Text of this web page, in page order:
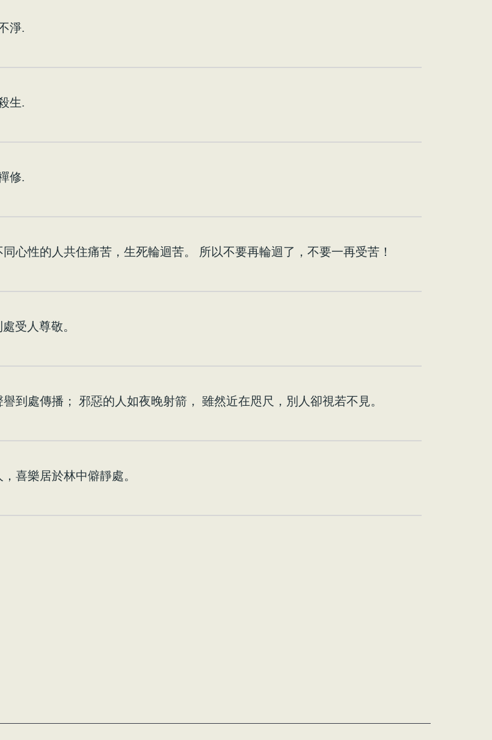
淨.
生.
修.
心性的人共住痛苦，生死輪迴苦。 所以不要再輪迴了，不要一再受苦！
受人尊敬。
到處傳播； 邪惡的人如夜晚射箭， 雖然近在咫尺，別人卻視若不見。
喜樂居於林中僻靜處。